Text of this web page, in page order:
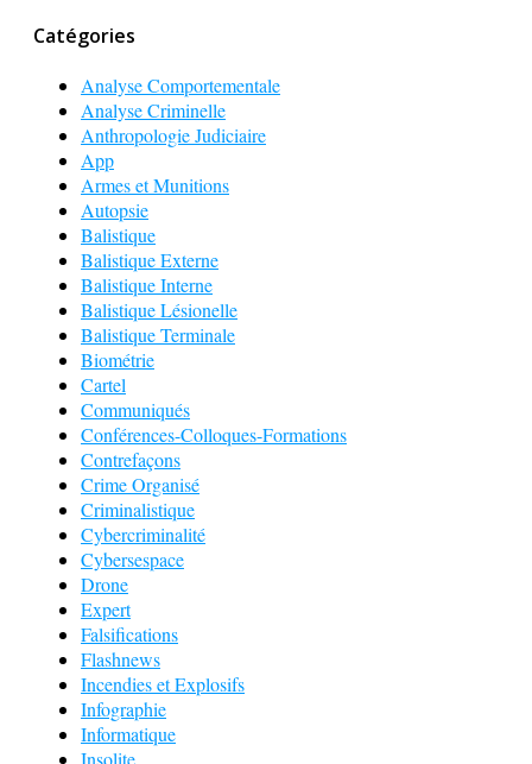
Catégories
Analyse Comportementale
Analyse Criminelle
Anthropologie Judiciaire
App
Armes et Munitions
Autopsie
Balistique
Balistique Externe
Balistique Interne
Balistique Lésionelle
Balistique Terminale
Biométrie
Cartel
Communiqués
Conférences-Colloques-Formations
Contrefaçons
Crime Organisé
Criminalistique
Cybercriminalité
Cybersespace
Drone
Expert
Falsifications
Flashnews
Incendies et Explosifs
Infographie
Informatique
Insolite